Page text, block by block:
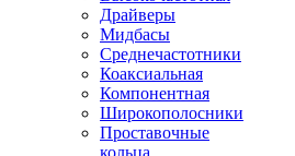
Драйверы
Мидбасы
Среднечастотники
Коаксиальная
Компонентная
Широкополосники
Проставочные
кольца